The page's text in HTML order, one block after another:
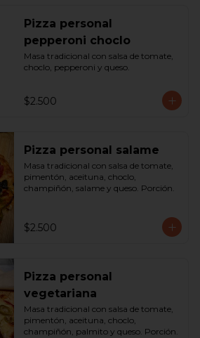
Pizza personal
pepperoni choclo
Masa tradicional con salsa de tomate,
choclo, pepperoni y queso.
$2.500
Pizza personal salame
Masa tradicional con salsa de tomate,
pimentón, aceituna, choclo,
champiñón, salame y queso. Porción.
$2.500
Pizza personal
vegetariana
Masa tradicional con salsa de tomate,
pimentón, aceituna, choclo,
champiñón, palmito y queso. Porción.